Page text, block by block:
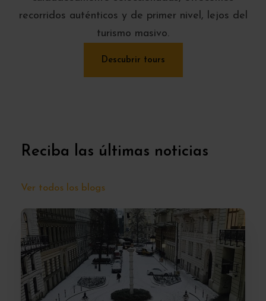
recorridos auténticos y de primer nivel, lejos del
turismo masivo.
Descubrir tours
Reciba las últimas noticias
Ver todos los blogs